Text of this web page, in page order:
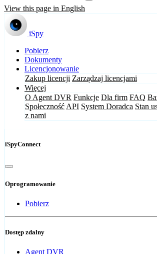
View this page in English
iSpy
Pobierz
Dokumenty
Licencjonowanie
Zakup licencji Zarządzaj licencjami
Więcej
O Agent DVR Funkcje Dla firm FAQ
Społeczność API System Doradca Stan
z nami
iSpyConnect
Oprogramowanie
Pobierz
Dostęp zdalny
Agent DVR